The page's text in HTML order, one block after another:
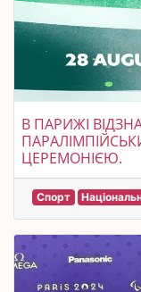
В ПАРИЖІ
ЦЕРЕМОНІЄЮ.
Спорт